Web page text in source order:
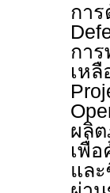
กา
กา
เห
ผลิ
เพื่
แล